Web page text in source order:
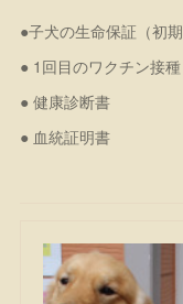
●子犬の生命保証（初
● 1回目のワクチン接
● 健康診断書
● 血統証明書